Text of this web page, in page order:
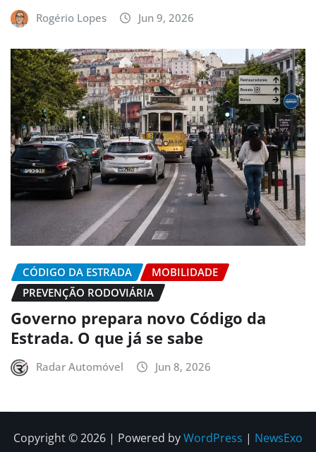
Rogério Lopes Jun 9, 2026
CÓDIGO DA ESTRADA
MOBILIDADE
PREVENÇÃO RODOVIÁRIA
Governo prepara novo Código da
Estrada. O que já se sabe
Radar Automóvel Jun 8, 2026
Copyright © 2026 | Powered byWordPress | NewsExo